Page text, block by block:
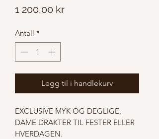
1 200,00 krPris
Antall *
Legg til i handlekurv
EXCLUSIVE MYK OG DEGLIGE,
DAME DRAKTER TIL FESTER ELLER
HVERDAGEN.